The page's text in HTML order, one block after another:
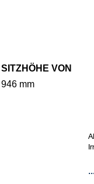
SITZHÖHE VON
946 mm